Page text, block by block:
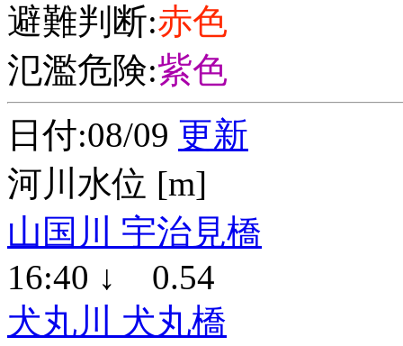
避難判断:赤色
氾濫危険:紫色
日付:08/09 更新
河川水位 [m]
山国川 宇治見橋
16:40 ↓ 0.54
犬丸川 犬丸橋